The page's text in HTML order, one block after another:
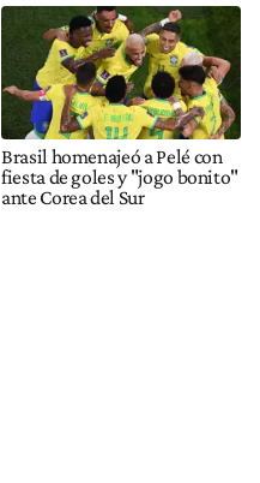
Brasil homenajeó a Pelé con
fiesta de goles y "jogo bonito"
ante Corea del Sur